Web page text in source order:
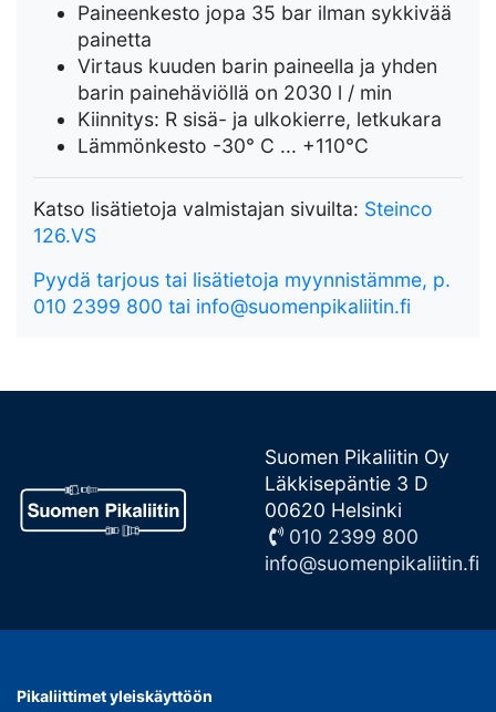
Paineenkesto jopa 35 bar ilman sykkivää
painetta
Virtaus kuuden barin paineella ja yhden
barin painehäviöllä on 2030 l / min
Kiinnitys: R sisä- ja ulkokierre, letkukara
Lämmönkesto -30° C ... +110°C
Katso lisätietoja valmistajan sivuilta: Steinco
126.VS
Pyydä tarjous tai lisätietoja myynnistämme, p.
010 2399 800 tai info@suomenpikaliitin.fi
Suomen Pikaliitin Oy
Läkkisepäntie 3 D
00620 Helsinki
010 2399 800
info@suomenpikaliitin.fi
Pikaliittimet yleiskäyttöön